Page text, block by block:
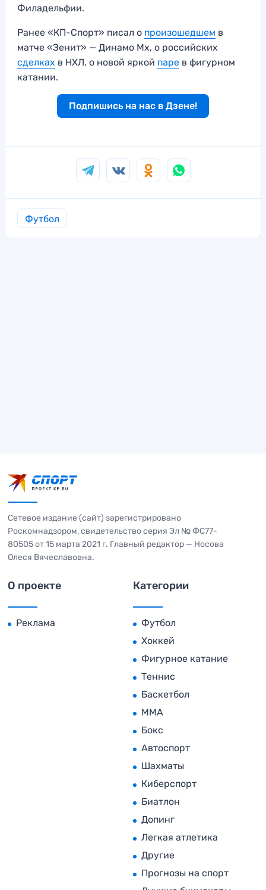
Филадельфии.
Ранее «КП-Спорт» писал о произошедшем в
матче «Зенит» — Динамо Мх, о российских
сделках в НХЛ, о новой яркой паре в фигурном
катании.
Подпишись на нас в Дзене!
Футбол
Сетевое издание (сайт) зарегистрировано
Роскомнадзором, свидетельство серия Эл № ФС77-
80505 от 15 марта 2021 г. Главный редактор — Носова
Олеся Вячеславовна.
О проекте
Реклама
Категории
Футбол
Хоккей
Фигурное катание
Теннис
Баскетбол
MMA
Бокс
Автоспорт
Шахматы
Киберспорт
Биатлон
Допинг
Легкая атлетика
Другие
Прогнозы на спорт